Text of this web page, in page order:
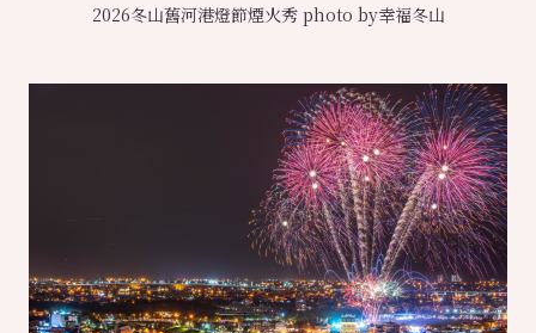
2026冬山舊河港燈節煙火秀 photo by幸福冬山